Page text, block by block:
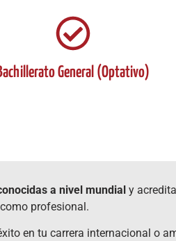
General (Optativo)
a nivel mundial y
profesional.
en tu carrera internacional o